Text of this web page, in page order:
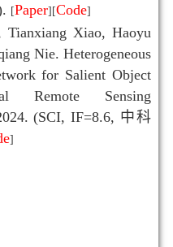
[Paper] [Code]
Tianxiang Xiao, Haoyu
Nie. Heterogeneous
for Salient Object
Remote Sensing
(SCI, IF=8.6, 中科
]